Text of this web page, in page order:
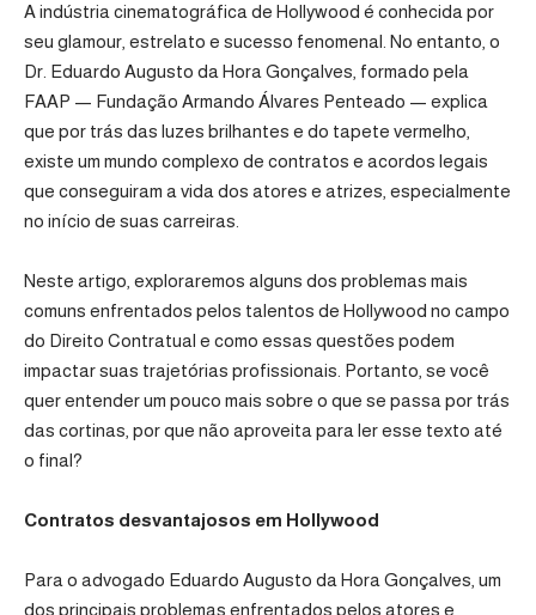
A indústria cinematográfica de Hollywood é conhecida por
seu glamour, estrelato e sucesso fenomenal. No entanto, o
Dr. Eduardo Augusto da Hora Gonçalves, formado pela
FAAP — Fundação Armando Álvares Penteado — explica
que por trás das luzes brilhantes e do tapete vermelho,
existe um mundo complexo de contratos e acordos legais
que conseguiram a vida dos atores e atrizes, especialmente
no início de suas carreiras.
Neste artigo, exploraremos alguns dos problemas mais
comuns enfrentados pelos talentos de Hollywood no campo
do Direito Contratual e como essas questões podem
impactar suas trajetórias profissionais. Portanto, se você
quer entender um pouco mais sobre o que se passa por trás
das cortinas, por que não aproveita para ler esse texto até
o final?
Contratos desvantajosos em Hollywood
Para o advogado Eduardo Augusto da Hora Gonçalves, um
dos principais problemas enfrentados pelos atores e